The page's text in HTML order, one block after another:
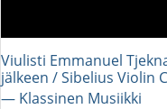
Viulisti Emmanuel
jälkeen / Sibelius Violin
― Klassinen Musiikki